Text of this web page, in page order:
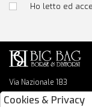
Via Nazionale 183
64026 Roseto Degli
Ho letto ed
Cookies & Privacy